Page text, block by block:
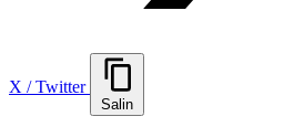
X / Twitter
Salin